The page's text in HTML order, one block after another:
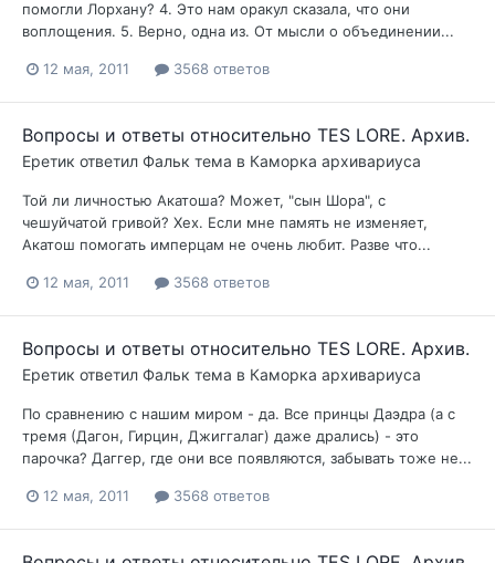
помогли Лорхану? 4. Это нам оракул сказала, что они
воплощения. 5. Верно, одна из. От мысли о объединении...
12 мая, 2011 3568 ответов
Вопросы и ответы относительно TES LORE. Архив.
Еретик ответил Фальк тема в Каморка архивариуса
Той ли личностью Акатоша? Может, "сын Шора", с
чешуйчатой гривой? Хех. Если мне память не изменяет,
Акатош помогать имперцам не очень любит. Разве что...
12 мая, 2011 3568 ответов
Вопросы и ответы относительно TES LORE. Архив.
Еретик ответил Фальк тема в Каморка архивариуса
По сравнению с нашим миром - да. Все принцы Даэдра (а с
тремя (Дагон, Гирцин, Джиггалаг) даже дрались) - это
парочка? Даггер, где они все появляются, забывать тоже не...
12 мая, 2011 3568 ответов